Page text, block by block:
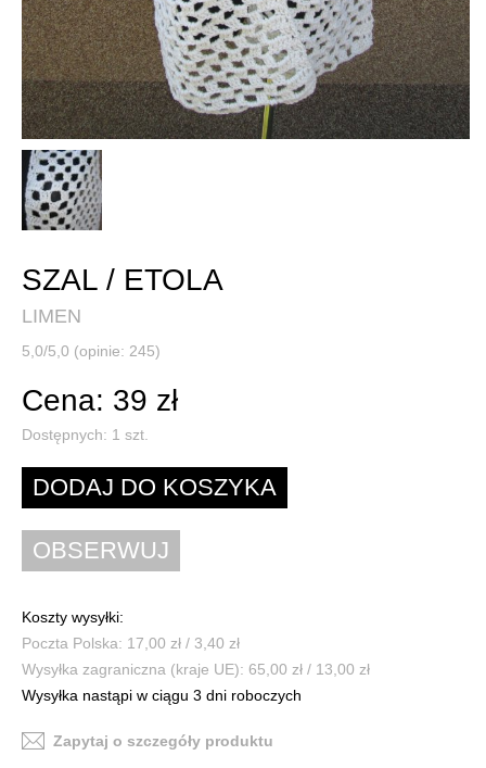
SZAL / ETOLA
LIMEN
5,0/5,0 (opinie: 245)
Cena: 39 zł
Dostępnych: 1 szt.
Koszty wysyłki:
Poczta Polska: 17,00 zł / 3,40 zł
Wysyłka zagraniczna (kraje UE): 65,00 zł / 13,00 zł
Wysyłka nastąpi w ciągu 3 dni roboczych
Zapytaj o szczegóły produktu